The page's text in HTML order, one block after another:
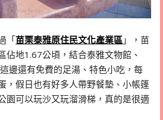
「苗栗泰雅原住民文化產業區 」，苗
佔地1.67公頃，結合泰雅文物館、
邊還有免費的足湯、特色小吃，每
，假日也有好多人帶野餐墊、小帳篷
園可以玩沙又玩溜滑梯，真的是很適